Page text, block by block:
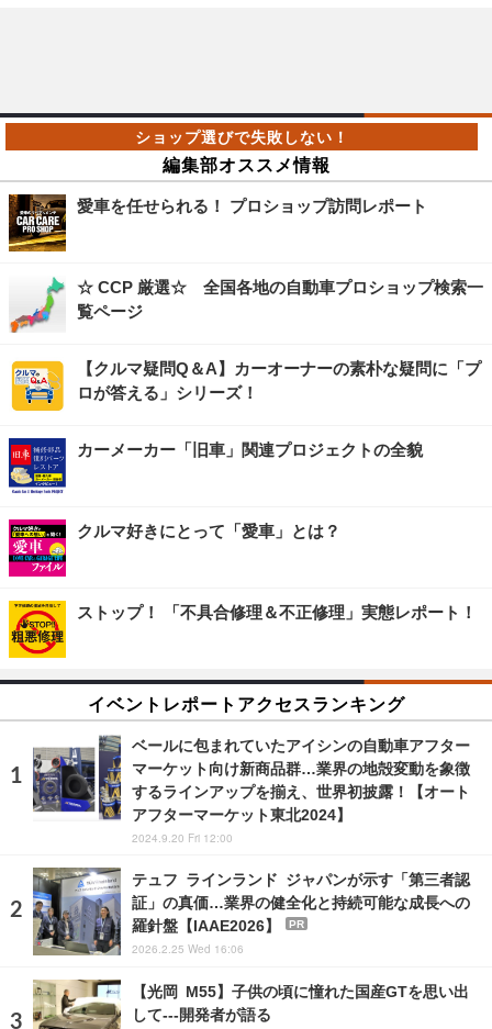
編集部オススメ情報
愛車を任せられる！ プロショップ訪問レポート
☆ CCP 厳選☆ 全国各地の自動車プロショップ検索一
覧ページ
【クルマ疑問Q＆A】カーオーナーの素朴な疑問に「プ
ロが答える」シリーズ！
カーメーカー「旧車」関連プロジェクトの全貌
クルマ好きにとって「愛車」とは？
ストップ！ 「不具合修理＆不正修理」実態レポート！
イベントレポートアクセスランキング
ベールに包まれていたアイシンの自動車アフター
マーケット向け新商品群…業界の地殻変動を象徴
するラインアップを揃え、世界初披露！【オート
アフターマーケット東北2024】
2024.9.20 Fri 12:00
テュフ ラインランド ジャパンが示す「第三者認
証」の真価…業界の健全化と持続可能な成長への
羅針盤【IAAE2026】
PR
2026.2.25 Wed 16:06
【光岡 M55】子供の頃に憧れた国産GTを思い出
して---開発者が語る